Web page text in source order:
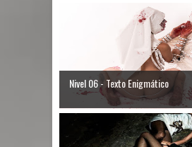
Nivel 06 - Texto Enigmático